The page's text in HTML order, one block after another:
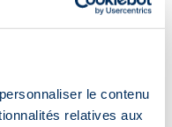
le contenu
relatives aux